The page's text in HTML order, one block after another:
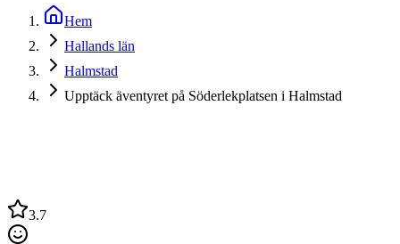
Hem
Hallands län
Halmstad
Upptäck äventyret på Söderlekplatsen i Halmstad
3.7